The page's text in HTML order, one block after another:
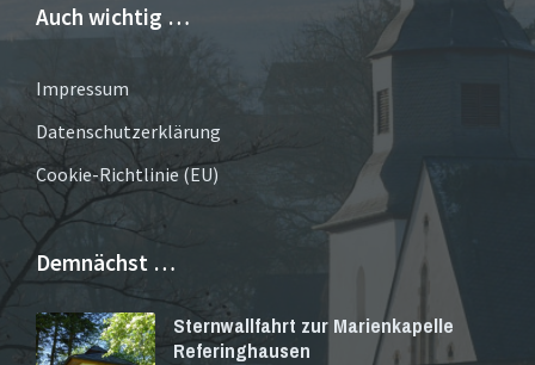
Auch wichtig …
Impressum
Datenschutzerklärung
Cookie-Richtlinie (EU)
Demnächst …
Sternwallfahrt zur Marienkapelle
Referinghausen